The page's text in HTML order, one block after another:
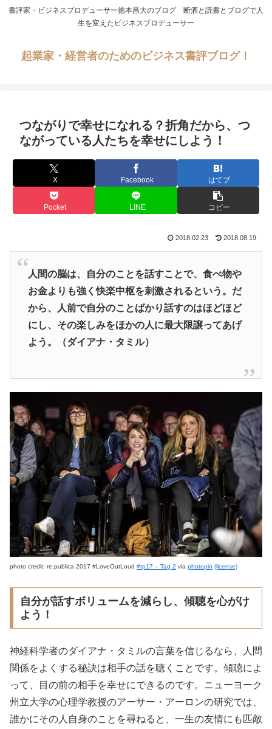
書評家・ビジネスプロデューサー徳本昌大のブログ 断酒と読書とブログで人
生を変えたビジネスプロデューサー
起業家・経営者のためのビジネス書評ブログ！
つながりで幸せになれる？折角だから、つ
ながっている人たちを幸せにしよう！
X Facebook はてブ
Pocket LINE コピー
2018.02.23 2018.08.19
人間の脳は、自分のことを話すことで、食べ物や
お金よりも強く快楽中枢を刺激されるという。だ
から、人前で自分のことばかり話すのはほどほど
にし、その楽しみをほかの人に最大限譲ってあげ
よう。（ダイアナ・タミル）
photo credit: re:publica 2017 #LoveOutLoud #rp17 – Tag 2 via photopin (license)
自分が話すボリュームを減らし、傾聴を心がけ
よう！
神経科学者のダイアナ・タミルの言葉を信じるなら、人間
関係をよくする秘訣は相手の話を聴くことです。傾聴によ
って、目の前の相手を幸せにできるのです。ニューヨーク
州立大学の心理学教授のアーサー・アーロンの研究では、
誰かにその人自身のことを尋ねると、一生の友情にも匹敵